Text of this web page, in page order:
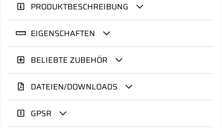
PRODUKTBESCHREIBUNG
EIGENSCHAFTEN
BELIEBTE ZUBEHÖR
DATEIEN/DOWNLOADS
GPSR